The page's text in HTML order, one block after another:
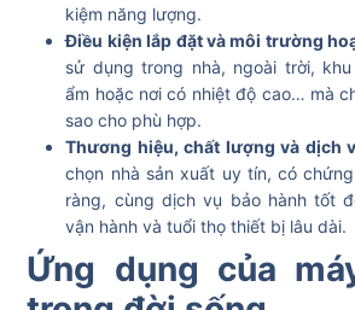
kiệm năng lượng.
Điều kiện lắp đặt và môi trường
sử dụng trong nhà, ngoài trời,
ẩm hoặc nơi có nhiệt độ cao… mà
sao cho phù hợp.
Thương hiệu, chất lượng và dịch
chọn nhà sản xuất uy tín, có
ràng, cùng dịch vụ bảo hành tốt
vận hành và tuổi thọ thiết bị lâu dài.
Ứng dụng của